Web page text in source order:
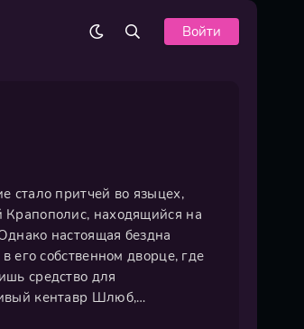
Войти
стало притчей во языцех,
находящийся на
настоящая бездна
его собственном дворце, где
средство для
кентавр Шлюб,